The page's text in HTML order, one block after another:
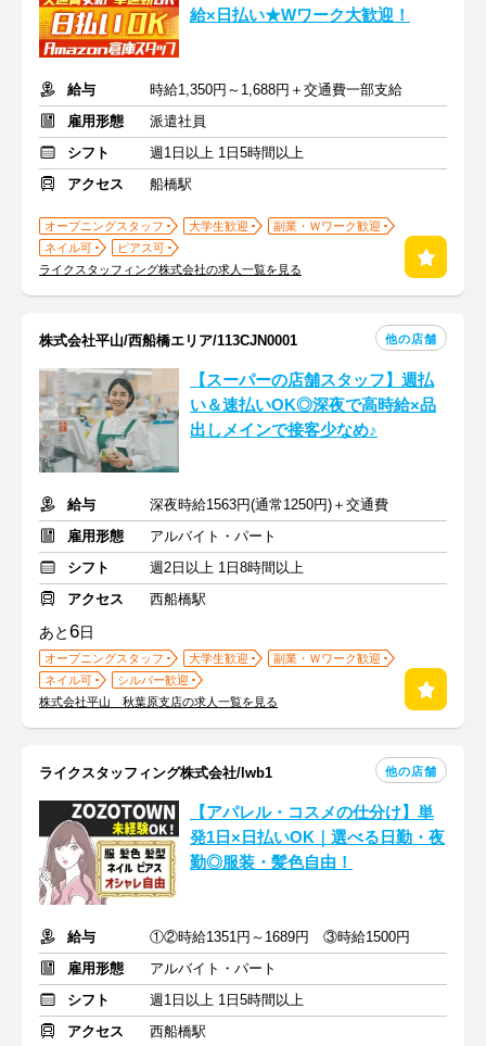
給×日払い★Wワーク大歓迎！
給与
時給1,350円～1,688円＋交通費一部支給
雇用形態
派遣社員
シフト
週1日以上 1日5時間以上
アクセス
船橋駅
オープニングスタッフ 大学生歓迎
副業・Ｗワーク歓迎
ネイル可
ピアス可
ライクスタッフィング株式会社の求人一覧を見る
株式会社平山/西船橋エリア/113CJN0001 他の店舗
【スーパーの店舗スタッフ】週払
い＆速払いOK◎深夜で高時給×品
出しメインで接客少なめ♪
給与
深夜時給1563円(通常1250円)＋交通費
雇用形態
アルバイト・パート
シフト
週2日以上 1日8時間以上
アクセス
西船橋駅
あと6日
オープニングスタッフ 大学生歓迎
副業・Ｗワーク歓迎
ネイル可
シルバー歓迎
株式会社平山 秋葉原支店の求人一覧を見る
ライクスタッフィング株式会社/lwb1 他の店舗
【アパレル・コスメの仕分け】単
発1日×日払いOK｜選べる日勤・夜
勤◎服装・髪色自由！
給与
①②時給1351円～1689円 ③時給1500円
雇用形態
アルバイト・パート
シフト
週1日以上 1日5時間以上
アクセス
西船橋駅